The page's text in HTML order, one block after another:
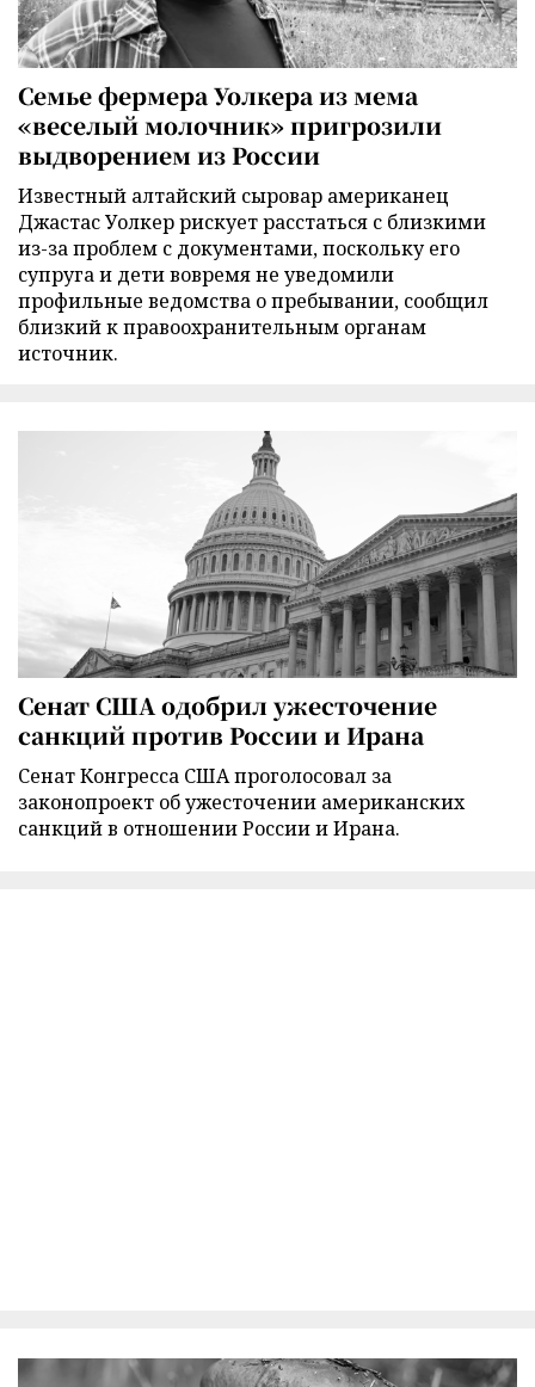
Семье фермера Уолкера из мема
«веселый молочник» пригрозили
выдворением из России
Известный алтайский сыровар американец
Джастас Уолкер рискует расстаться с близкими
из-за проблем с документами, поскольку его
супруга и дети вовремя не уведомили
профильные ведомства о пребывании, сообщил
близкий к правоохранительным органам
источник.
Сенат США одобрил ужесточение
санкций против России и Ирана
Сенат Конгресса США проголосовал за
законопроект об ужесточении американских
санкций в отношении России и Ирана.